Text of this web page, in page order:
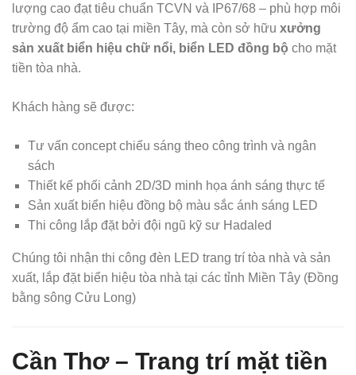
lượng cao đạt tiêu chuẩn TCVN và IP67/68 – phù hợp môi
trường độ ẩm cao tại miền Tây, mà còn sở hữu xưởng
sản xuất biển hiệu chữ nổi, biển LED đồng bộ cho mặt
tiền tòa nhà.
Khách hàng sẽ được:
Tư vấn concept chiếu sáng theo công trình và ngân
sách
Thiết kế phối cảnh 2D/3D minh họa ánh sáng thực tế
Sản xuất biển hiệu đồng bộ màu sắc ánh sáng LED
Thi công lắp đặt bởi đội ngũ kỹ sư Hadaled
Chúng tôi nhận thi công đèn LED trang trí tòa nhà và sản
xuất, lắp đặt biển hiệu tòa nhà tại các tỉnh Miền Tây (Đồng
bằng sông Cửu Long)
Cần Thơ – Trang trí mặt tiền